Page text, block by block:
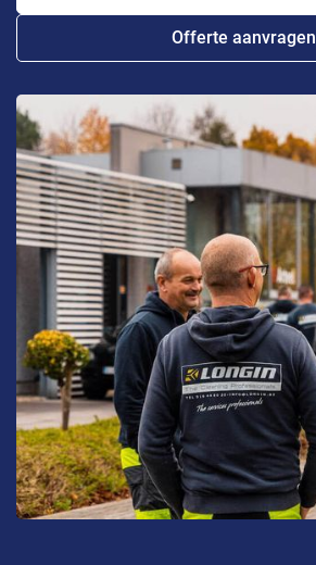
Offerte aanvragen